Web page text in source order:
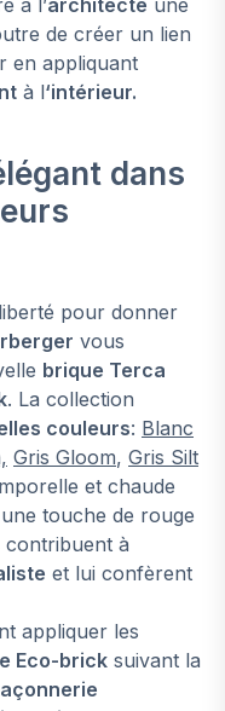
de créer un lien
en appliquant
à l‘intérieur.
dans
pour donner
vous
brique Terca
. La collection
couleurs: Blanc
Gris Gloom, Gris Silt
et chaude
touche de rouge
contribuent à
et lui confèrent
appliquer les
Eco-brick suivant la